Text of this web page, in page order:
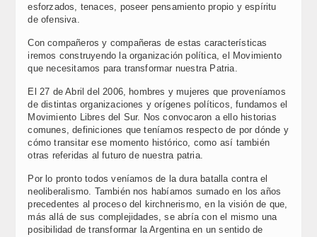
esforzados, tenaces, poseer pensamiento propio y espíritu
de ofensiva.
Con compañeros y compañeras de estas características
iremos construyendo la organización política, el Movimiento
que necesitamos para transformar nuestra Patria.
El 27 de Abril del 2006, hombres y mujeres que proveníamos
de distintas organizaciones y orígenes políticos, fundamos el
Movimiento Libres del Sur. Nos convocaron a ello historias
comunes, definiciones que teníamos respecto de por dónde y
cómo transitar ese momento histórico, como así también
otras referidas al futuro de nuestra patria.
Por lo pronto todos veníamos de la dura batalla contra el
neoliberalismo. También nos habíamos sumado en los años
precedentes al proceso del kirchnerismo, en la visión de que,
más allá de sus complejidades, se abría con el mismo una
posibilidad de transformar la Argentina en un sentido de